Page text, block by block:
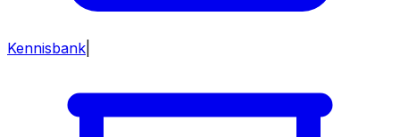
Kennisbank